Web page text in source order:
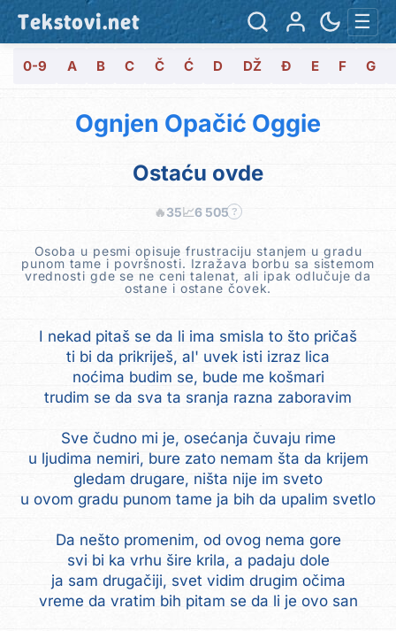
Tekstovi.net ☰
0-9 A B C Č Ć D DŽ Đ E F G
Ognjen Opačić Oggie
Ostaću ovde
🔥35📈6 505 ?
Osoba u pesmi opisuje frustraciju stanjem u gradu
punom tame i površnosti. Izražava borbu sa sistemom
vrednosti gde se ne ceni talenat, ali ipak odlučuje da
ostane i ostane čovek.
I nekad pitaš se da li ima smisla to što pričaš
ti bi da prikriješ, al' uvek isti izraz lica
noćima budim se, bude me košmari
trudim se da sva ta sranja razna zaboravim
Sve čudno mi je, osećanja čuvaju rime
u ljudima nemiri, bure zato nemam šta da krijem
gledam drugare, ništa nije im sveto
u ovom gradu punom tame ja bih da upalim svetlo
Da nešto promenim, od ovog nema gore
svi bi ka vrhu šire krila, a padaju dole
ja sam drugačiji, svet vidim drugim očima
vreme da vratim bih pitam se da li je ovo san